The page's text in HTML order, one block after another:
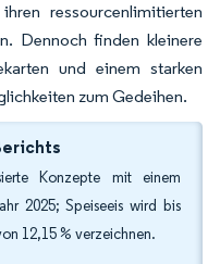
ressourcenlimitierten
Dennoch finden kleinere
und einem starken
zum Gedeihen.
Konzepte mit einem
2025; Speiseeis wird bis
12,15 % verzeichnen.